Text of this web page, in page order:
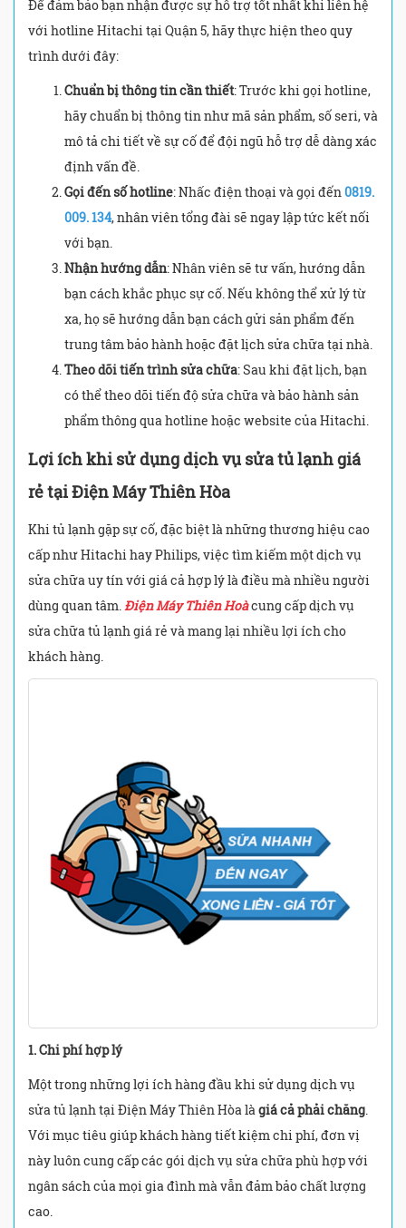
Để đảm bảo bạn nhận được sự hỗ trợ tốt nhất khi liên hệ
với hotline Hitachi tại Quận 5, hãy thực hiện theo quy
trình dưới đây:
Chuẩn bị thông tin cần thiết: Trước khi gọi hotline,
hãy chuẩn bị thông tin như mã sản phẩm, số seri, và
mô tả chi tiết về sự cố để đội ngũ hỗ trợ dễ dàng xác
định vấn đề.
Gọi đến số hotline: Nhấc điện thoại và gọi đến0819.
009. 134, nhân viên tổng đài sẽ ngay lập tức kết nối
với bạn.
Nhận hướng dẫn: Nhân viên sẽ tư vấn, hướng dẫn
bạn cách khắc phục sự cố. Nếu không thể xử lý từ
xa, họ sẽ hướng dẫn bạn cách gửi sản phẩm đến
trung tâm bảo hành hoặc đặt lịch sửa chữa tại nhà.
Theo dõi tiến trình sửa chữa: Sau khi đặt lịch, bạn
có thể theo dõi tiến độ sửa chữa và bảo hành sản
phẩm thông qua hotline hoặc website của Hitachi.
Lợi ích khi sử dụng dịch vụ sửa tủ lạnh giá
rẻ tại Điện Máy Thiên Hòa
Khi tủ lạnh gặp sự cố, đặc biệt là những thương hiệu cao
cấp như Hitachi hay Philips, việc tìm kiếm một dịch vụ
sửa chữa uy tín với giá cả hợp lý là điều mà nhiều người
dùng quan tâm.Điện Máy Thiên Hoàcung cấp dịch vụ
sửa chữa tủ lạnh giá rẻ và mang lại nhiều lợi ích cho
khách hàng.
1. Chi phí hợp lý
Một trong những lợi ích hàng đầu khi sử dụng dịch vụ
sửa tủ lạnh tại Điện Máy Thiên Hòa làgiá cả phải chăng.
Với mục tiêu giúp khách hàng tiết kiệm chi phí, đơn vị
này luôn cung cấp các gói dịch vụ sửa chữa phù hợp với
ngân sách của mọi gia đình mà vẫn đảm bảo chất lượng
cao.